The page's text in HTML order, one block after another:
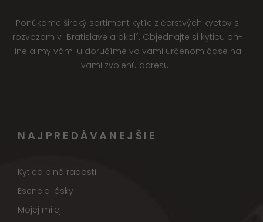
Ponúkame široký sortiment kytíc z čerstvých kvetov s
rozvozom v Bratislave a okolí. Objednajte si kyticu on-
line a my vám ju doručíme vo vami určenom čase na
vami zvolenú adresu.
NAJPREDÁVANEJŠIE
Kytica plná radosti
Esencia lásky
Mojej milej